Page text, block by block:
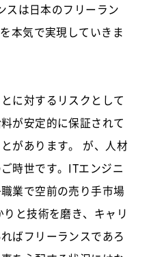
スは日本のフリーラン
本気で実現していきま
に対するリスクとして
が安定的に保証されて
があります。 が、人材
時世です。ITエンジニ
業で空前の売り手市場
と技術を磨き、キャリ
ばフリーランスであろ